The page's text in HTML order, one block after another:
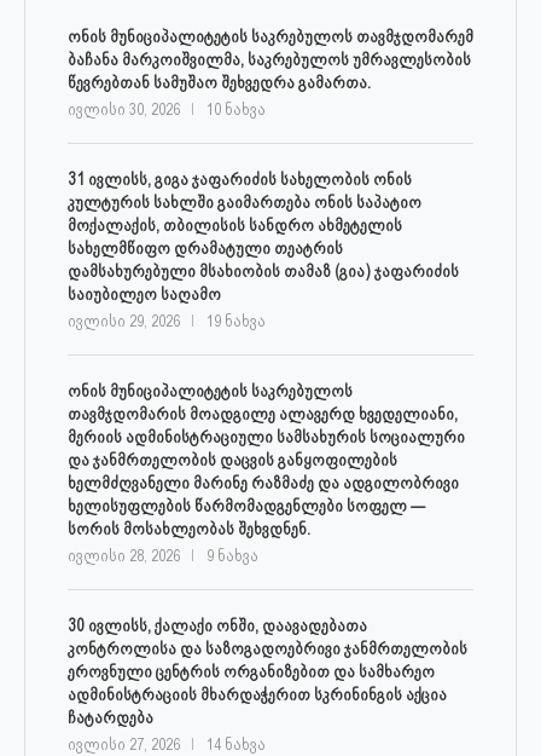
ონის მუნიციპალიტეტის საკრებულოს თავმჯდომარემ
ბაჩანა მარკოიშვილმა, საკრებულოს უმრავლესობის
წევრებთან სამუშაო შეხვედრა გამართა.
ივლისი 30, 2026 10 ნახვა
31 ივლისს, გიგა ჯაფარიძის სახელობის ონის
კულტურის სახლში გაიმართება ონის საპატიო
მოქალაქის, თბილისის სანდრო ახმეტელის
სახელმწიფო დრამატული თეატრის
დამსახურებული მსახიობის თამაზ (გია) ჯაფარიძის
საიუბილეო საღამო
ივლისი 29, 2026 19 ნახვა
ონის მუნიციპალიტეტის საკრებულოს
თავმჯდომარის მოადგილე ალავერდ ხვედელიანი,
მერიის ადმინისტრაციული სამსახურის სოციალური
და ჯანმრთელობის დაცვის განყოფილების
ხელმძღვანელი მარინე რაზმაძე და ადგილობრივი
ხელისუფლების წარმომადგენლები სოფელ —
სორის მოსახლეობას შეხვდნენ.
ივლისი 28, 2026 9 ნახვა
30 ივლისს, ქალაქი ონში, დაავადებათა
კონტროლისა და საზოგადოებრივი ჯანმრთელობის
ეროვნული ცენტრის ორგანიზებით და სამხარეო
ადმინისტრაციის მხარდაჭერით სკრინინგის აქცია
ჩატარდება
ივლისი 27, 2026 14 ნახვა